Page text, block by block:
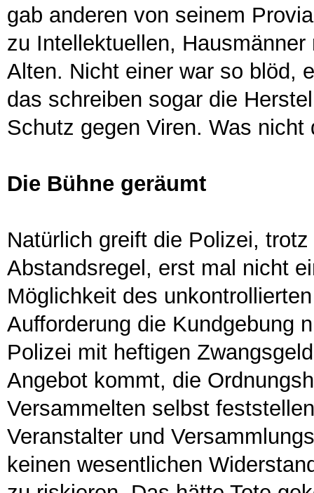
gab anderen von seinem
zu Intellektuellen,
Alten. Nicht einer war so blöd,
das schreiben sogar die
Schutz gegen Viren. Was
Die Bühne geräumt
Natürlich greift die Polizei,
Abstandsregel, erst mal nicht
Möglichkeit des
Aufforderung die Kundgebung
Polizei mit heftigen
Angebot kommt, die
Versammelten selbst
Veranstalter und
keinen wesentlichen